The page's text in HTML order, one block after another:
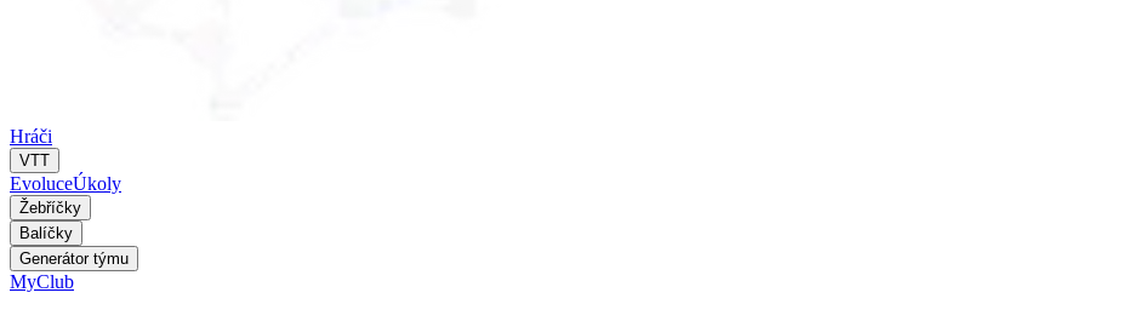
Hráči
VTT
EvoluceÚkoly
Žebříčky
Balíčky
Generátor týmu
MyClub